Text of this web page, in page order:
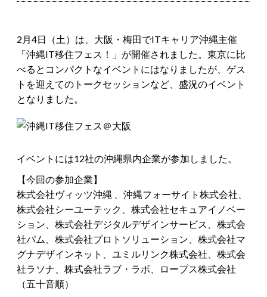
2月4日（土）は、大阪・梅田でITキャリア沖縄主催
「沖縄IT移住フェス！」が開催されました。東京に比
べるとコンパクトなイベントにはなりましたが、ゲス
トを迎えてのトークセッションなど、盛況のイベント
となりました。
イベントには12社の沖縄県内企業が参加しました。
【今回の参加企業】
株式会社ヴィッツ沖縄 、沖縄フォーサイト株式会社、
株式会社シーユーテック、株式会社セキュアイノベー
ション、株式会社デジタルデザインサービス、株式会
社パム、株式会社プロトソリューション、株式会社マ
グナデザインネット、ユミルリンク株式会社、株式会
社ラソナ、株式会社ラブ・ラボ、ロープス株式会社
（五十音順）